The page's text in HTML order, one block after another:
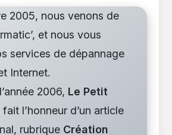
2005, nous venons de
et nous vous
services de dépannage
Internet.
2006, Le Petit
fait l’honneur d’un article
rubrique Création